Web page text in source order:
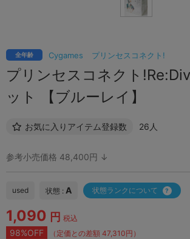
Cygames プリンセスコネクト!
全年齢
プリンセスコネクト
ット 【ブルーレイ】
お気に入りアイテム登録数 26人
参考小売価格 48,400円 ↓
used 状態 : A 状態ランクについて
1,090 円 税込
98%OFF （定価との差額 47,310円）